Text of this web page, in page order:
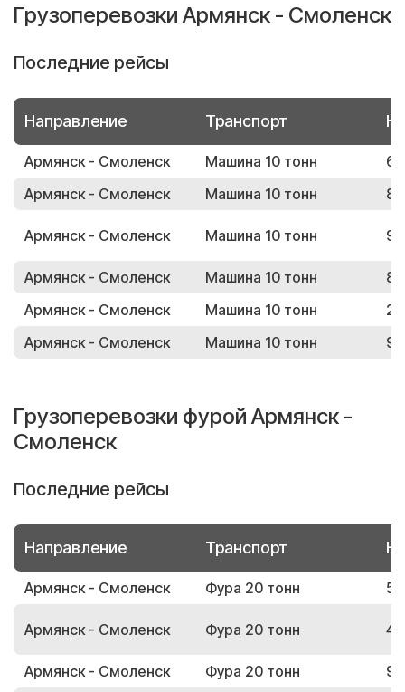
Грузоперевозки Армянск - Смоленск
Последние рейсы
Направление Транспорт
Армянск - Смоленск Машина 10 тонн
Армянск - Смоленск
Машина 10 тонн
Армянск - Смоленск Машина 10 тонн
Армянск - Смоленск Машина 10 тонн
Армянск - Смоленск
Машина 10 тонн
Армянск - Смоленск
Машина 10 тонн
Грузоперевозки фурой Армянск -
Смоленск
Последние рейсы
Направление Транспорт
Армянск - Смоленск Фура 20 тонн
Армянск - Смоленск Фура 20 тонн
Армянск - Смоленск Фура 20 тонн